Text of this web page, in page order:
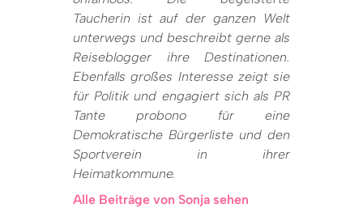
Taucherin ist auf der ganzen Welt
unterwegs und beschreibt gerne als
Reiseblogger ihre Destinationen.
Ebenfalls großes Interesse zeigt sie
für Politik und engagiert sich als PR
Tante probono für eine
Demokratische Bürgerliste und den
Sportverein in ihrer
Heimatkommune.
Alle Beiträge von Sonja sehen